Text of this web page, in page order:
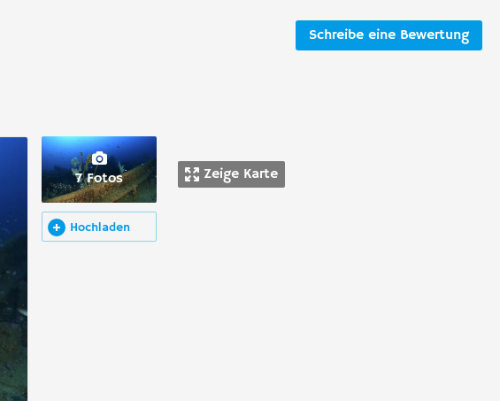
Schreibe eine Bewertung
Zeige Karte
7 Fotos
Hochladen